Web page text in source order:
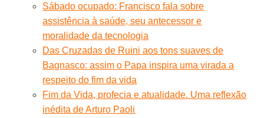
Sábado ocupado: Francisco fala sobre
assistência à saúde, seu antecessor e
moralidade da tecnologia
Das Cruzadas de Ruini aos tons suaves de
Bagnasco: assim o Papa inspira uma virada a
respeito do fim da vida
Fim da Vida, profecia e atualidade. Uma reflexão
inédita de Arturo Paoli